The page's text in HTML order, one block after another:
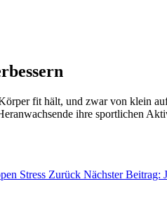
fit hält, und zwar von klein
ihre sportlichen
Stress Zurück Nächster Beitrag: